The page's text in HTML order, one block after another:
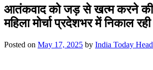
आतंकवाद को जड़ से खत्म करने
महिला मोर्चा प्रदेशभर में निकाल रही
Posted on May 17, 2025 by India Today